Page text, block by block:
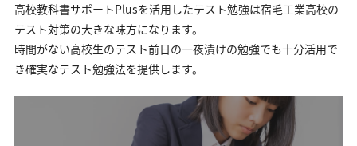
高校教科書サポートPlusを活用したテスト勉強は宿毛工業高校の
テスト対策の大きな味方になります。
時間がない高校生のテスト前日の一夜漬けの勉強でも十分活用で
き確実なテスト勉強法を提供します。